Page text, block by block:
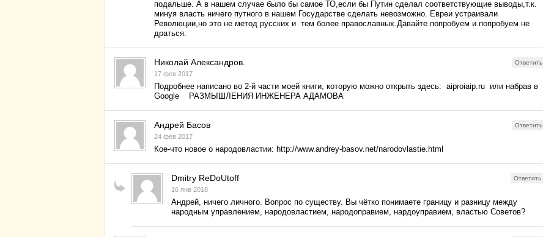
подальше. А в нашем случае было бы самое ТО,если бы Путин сделал соответствующие выводы,т.к.
минуя власть ничего путного в нашем Государстве сделать невозможно. Евреи устраивали
Революции,но это не метод русских и тем более православных.Давайте попробуем и попробуем не
драться.
Николай Александров.
17 фев 2017
Ответить
Подробнее написано во 2-й части моей книги, которую можно открыть здесь: aiproiaip.ru или набрав в
Google РАЗМЫШЛЕНИЯ ИНЖЕНЕРА АДАМОВА
Андрей Басов
24 фев 2017
Ответить
Кое-что новое о народовластии: http://www.andrey-basov.net/narodovlastie.html
Dmitry ReDoUtoff
16 янв 2018
Ответить
Андрей, ничего личного. Вопрос по существу. Вы чётко понимаете границу и разницу между
народным управлением, народовластием, народоправием, нардоуправием, властью Советов?